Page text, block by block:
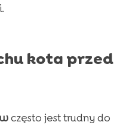
kota przed
często jest trudny do